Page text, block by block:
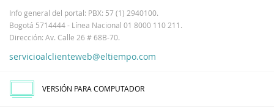
Info general del portal: PBX: 57 (1) 2940100.
Bogotá 5714444 - Línea Nacional 01 8000 110 211.
Dirección: Av. Calle 26 # 68B-70.
servicioalclienteweb@eltiempo.com
VERSIÓN PARA COMPUTADOR